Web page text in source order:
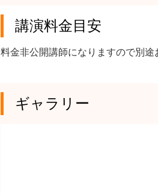
講演料金目安
料金非公開講師になりますので別途
ギャラリー